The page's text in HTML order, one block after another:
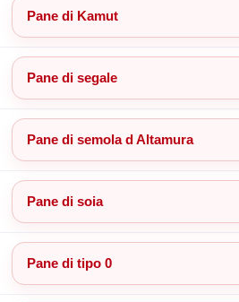
Pane di Kamut
Pane di segale
Pane di semola d Altamura
Pane di soia
Pane di tipo 0